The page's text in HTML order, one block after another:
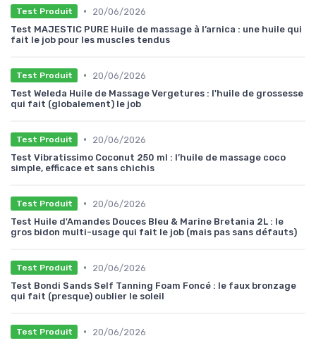
Test Produit •
20/06/2026
Test MAJESTIC PURE Huile de massage à l’arnica : une huile qui
fait le job pour les muscles tendus
Test Produit •
20/06/2026
Test Weleda Huile de Massage Vergetures : l'huile de grossesse
qui fait (globalement) le job
Test Produit •
20/06/2026
Test Vibratissimo Coconut 250 ml : l’huile de massage coco
simple, efficace et sans chichis
Test Produit •
20/06/2026
Test Huile d'Amandes Douces Bleu & Marine Bretania 2L : le
gros bidon multi-usage qui fait le job (mais pas sans défauts)
Test Produit •
20/06/2026
Test Bondi Sands Self Tanning Foam Foncé : le faux bronzage
qui fait (presque) oublier le soleil
Test Produit •
20/06/2026